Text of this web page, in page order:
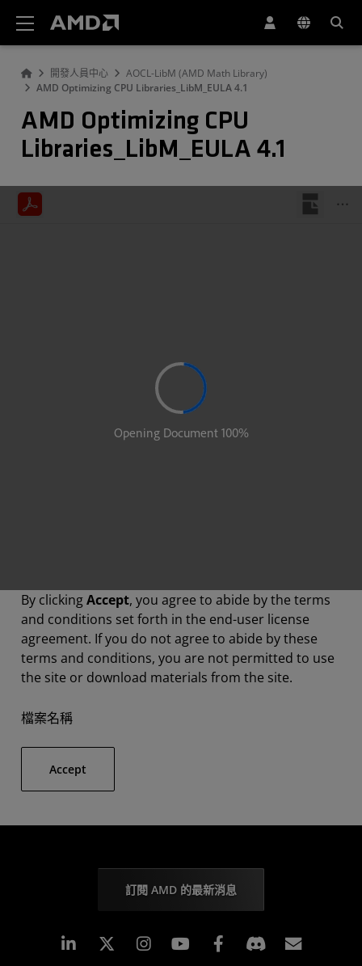
開發人員中心
AOCL-LibM (AMD Math Library)
AMD Optimizing CPU Libraries_LibM_EULA 4.1
AMD Optimizing CPU
Libraries_LibM_EULA 4.1
By clickingAccept, you agree to abide by the terms
and conditions set forth in the end-user license
agreement. If you do not agree to abide by these
terms and conditions, you are not permitted to use
the site or download materials from the site.
檔案名稱
Accept
訂閱 AMD 的最新消息
Linkedin Instagram Facebook